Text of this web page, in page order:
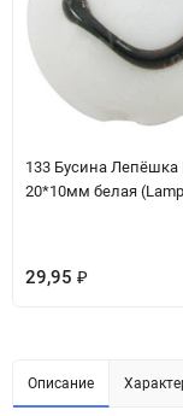
133 Бусина
20*10мм белая
29,95 ₽
Описание